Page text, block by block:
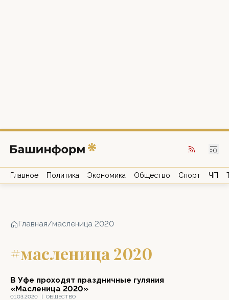
Главное Политика Экономика Общество Спорт ЧП
Главная/масленица 2020
#масленица 2020
01.03.2020 | ОБЩЕСТВО
В Уфе проходят праздничные гуляния
«Масленица 2020»